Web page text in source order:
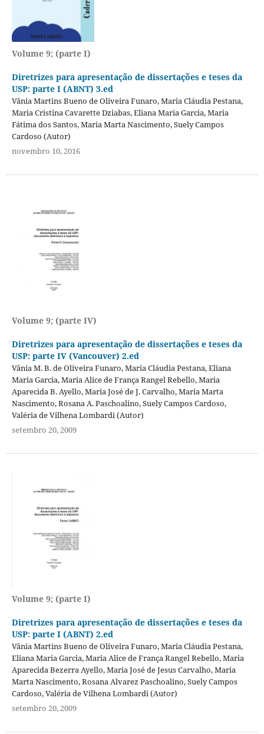
Volume 9; (parte I)
Diretrizes para apresentação de dissertações e teses da
USP: parte I (ABNT) 3.ed
Vânia Martins Bueno de Oliveira Funaro, Maria Cláudia Pestana,
Maria Cristina Cavarette Dziabas, Eliana Maria Garcia, Maria
Fátima dos Santos, Maria Marta Nascimento, Suely Campos
Cardoso (Autor)
novembro 10, 2016
Volume 9; (parte IV)
Diretrizes para apresentação de dissertações e teses da
USP: parte IV (Vancouver) 2.ed
Vânia M. B. de Oliveira Funaro, Maria Cláudia Pestana, Eliana
Maria Garcia, Maria Alice de França Rangel Rebello, Maria
Aparecida B. Ayello, Maria José de J. Carvalho, Maria Marta
Nascimento, Rosana A. Paschoalino, Suely Campos Cardoso,
Valéria de Vilhena Lombardi (Autor)
setembro 20, 2009
Volume 9; (parte I)
Diretrizes para apresentação de dissertações e teses da
USP: parte I (ABNT) 2.ed
Vânia Martins Bueno de Oliveira Funaro, Maria Cláudia Pestana,
Eliana Maria Garcia, Maria Alice de França Rangel Rebello, Maria
Aparecida Bezerra Ayello, Maria José de Jesus Carvalho, Maria
Marta Nascimento, Rosana Alvarez Paschoalino, Suely Campos
Cardoso, Valéria de Vilhena Lombardi (Autor)
setembro 20, 2009